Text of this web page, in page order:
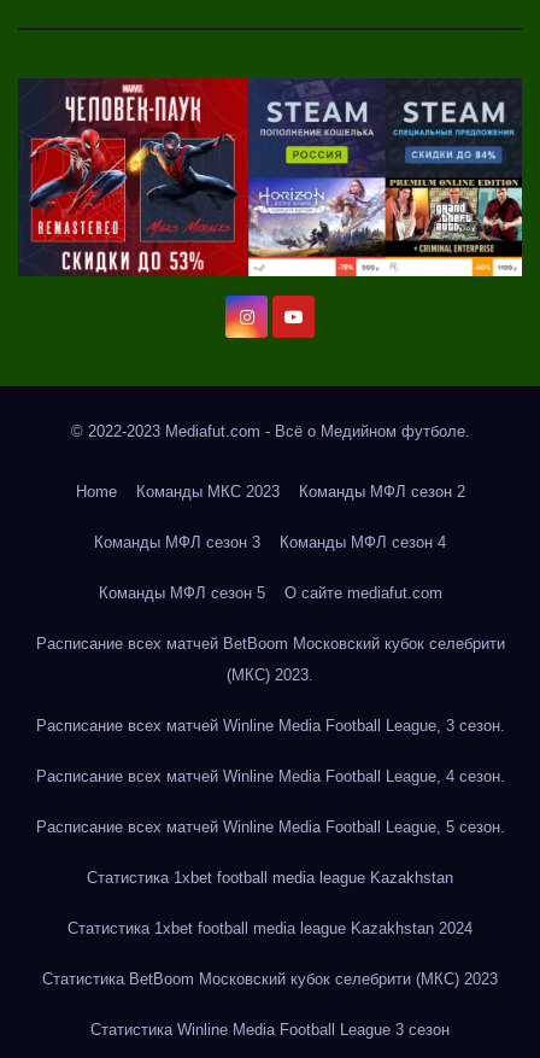
© 2022-2023 Mediafut.com - Всё о Медийном футболе.
Home Команды МКС 2023 Команды МФЛ сезон 2
Команды МФЛ сезон 3 Команды МФЛ сезон 4
Команды МФЛ сезон 5 О сайте mediafut.com
Расписание всех матчей BetBoom Московский кубок селебрити
(МКС) 2023.
Расписание всех матчей Winline Media Football League, 3 сезон.
Расписание всех матчей Winline Media Football League, 4 сезон.
Расписание всех матчей Winline Media Football League, 5 сезон.
Статистика 1xbet football media league Kazakhstan
Статистика 1xbet football media league Kazakhstan 2024
Статистика BetBoom Московский кубок селебрити (МКС) 2023
Статистика Winline Media Football League 3 сезон